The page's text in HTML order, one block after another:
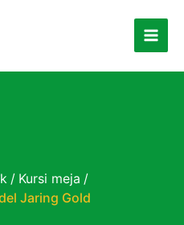
/ Kursi meja /
Jaring Gold